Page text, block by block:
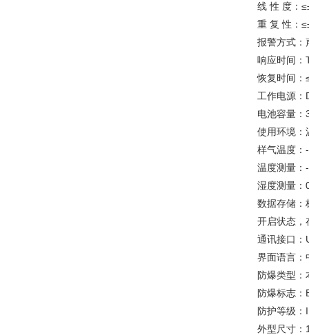
线 性 度：
重 复 性：
报警方式：
响应时间：
恢复时间：
工作电源：
电池容量：
使用环境
样气温度
温度测量
湿度测量
数据存储：
开启状态，
通讯接口：
界面语言：
防爆类型：
防爆标志：
防护等级：
外型尺寸：